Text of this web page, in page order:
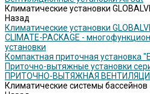
Климатические установки
Назад
Климатические установки
CLIMATE-PACKAGE -
установки
Компактная приточная установка
Приточно-вытяжные установки
ПРИТОЧНО-ВЫТЯЖНАЯ
Климатические системы бассейнов